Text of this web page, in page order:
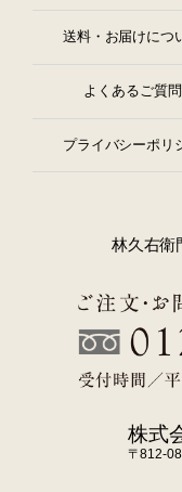
送料・お届けにつ
よくあるご質問
プライバシーポリ
林久右衛
株式
〒812-